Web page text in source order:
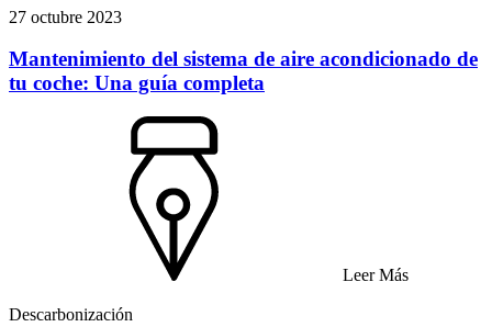
27 octubre 2023
Mantenimiento del sistema de aire acondicionado de
tu coche: Una guía completa
Leer Más
Descarbonización